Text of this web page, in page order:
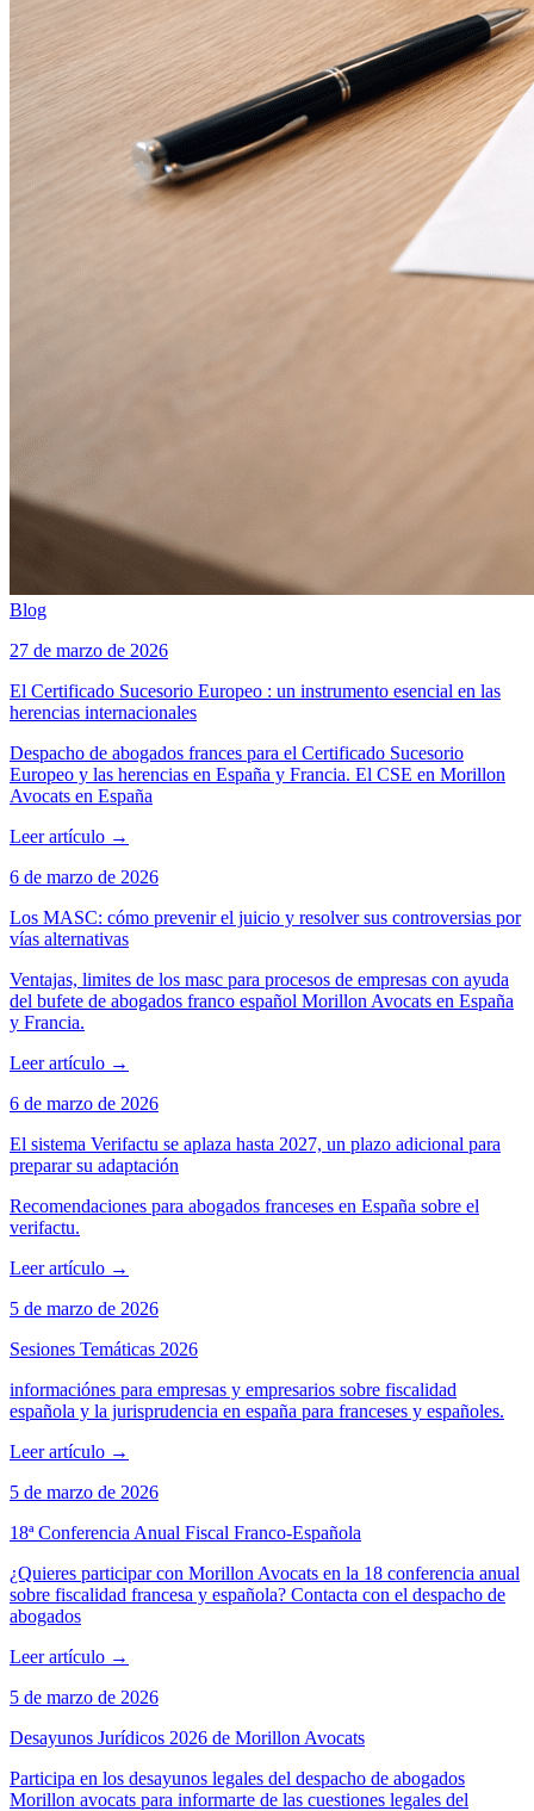
Blog
27 de marzo de 2026
El Certificado Sucesorio Europeo : un instrumento esencial en las
herencias internacionales
Despacho de abogados frances para el Certificado Sucesorio
Europeo y las herencias en España y Francia. El CSE en Morillon
Avocats en España
Leer artículo →
6 de marzo de 2026
Los MASC: cómo prevenir el juicio y resolver sus controversias por
vías alternativas
Ventajas, limites de los masc para procesos de empresas con ayuda
del bufete de abogados franco español Morillon Avocats en España
y Francia.
Leer artículo →
6 de marzo de 2026
El sistema Verifactu se aplaza hasta 2027, un plazo adicional para
preparar su adaptación
Recomendaciones para abogados franceses en España sobre el
verifactu.
Leer artículo →
5 de marzo de 2026
Sesiones Temáticas 2026
informaciónes para empresas y empresarios sobre fiscalidad
española y la jurisprudencia en españa para franceses y españoles.
Leer artículo →
5 de marzo de 2026
18ª Conferencia Anual Fiscal Franco-Española
¿Quieres participar con Morillon Avocats en la 18 conferencia anual
sobre fiscalidad francesa y española? Contacta con el despacho de
abogados
Leer artículo →
5 de marzo de 2026
Desayunos Jurídicos 2026 de Morillon Avocats
Participa en los desayunos legales del despacho de abogados
Morillon avocats para informarte de las cuestiones legales del